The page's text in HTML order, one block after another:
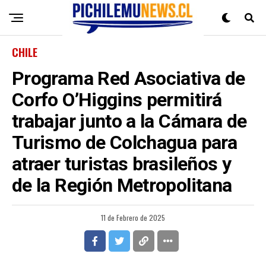
CHILE
Programa Red Asociativa de
Corfo O’Higgins permitirá
trabajar junto a la Cámara de
Turismo de Colchagua para
atraer turistas brasileños y
de la Región Metropolitana
11 de Febrero de 2025